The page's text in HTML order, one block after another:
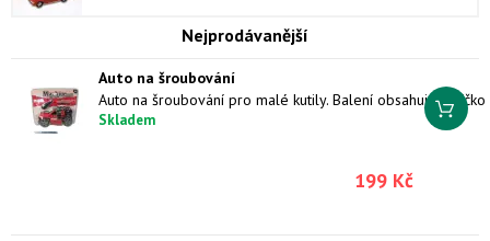
Nejprodávanější
Auto na šroubování
Skladem
199 Kč